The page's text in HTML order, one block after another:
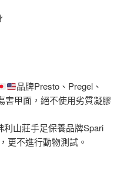
品牌Presto、Pregel、
害甲面，絕不使用劣質凝膠
利山莊手足保養品牌Spari
更不進行動物測試。